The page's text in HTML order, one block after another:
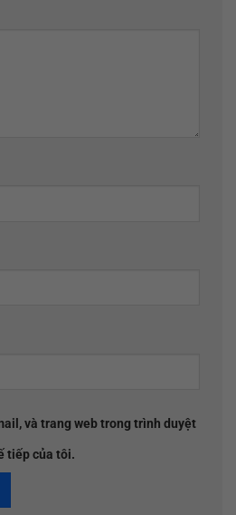
và trang web trong trình duyệt
tiếp của tôi.